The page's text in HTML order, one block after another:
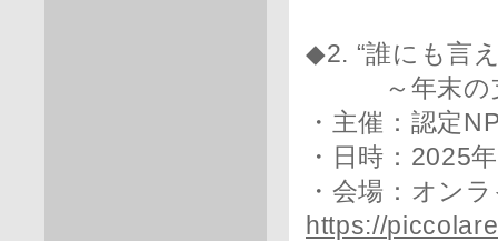
◆2. “誰にも言
～年末の支
・主催：認定
・日時：2025
・会場：オン
https://